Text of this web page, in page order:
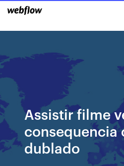
Assistir filme
consequencia
dublado